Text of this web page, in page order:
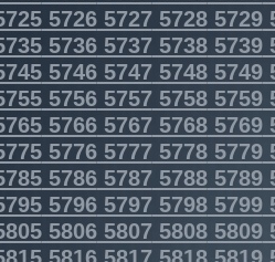
5726572757285729
5736573757385739
5746574757485749
5756575757585759
57665767 57685769
5776577757785779
57865787 57885789
57965797 57985799
58065807 58085809